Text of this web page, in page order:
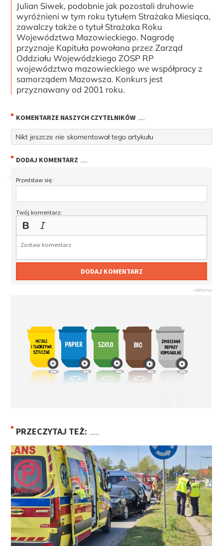
Julian Siwek, podobnie jak pozostali druhowie
wyróżnieni w tym roku tytułem Strażaka Miesiąca,
zawalczy także o tytuł Strażaka Roku
Województwa Mazowieckiego. Nagrodę
przyznaje Kapituła powołana przez Zarząd
Oddziału Wojewódzkiego ZOSP RP
województwa mazowieckiego we współpracy z
samorządem Mazowsza. Konkurs jest
przyznawany od 2001 roku.
KOMENTARZE NASZYCH CZYTELNIKÓW
Nikt jeszcze nie skomentował tego artykułu
DODAJ KOMENTARZ
Przedstaw się:
Twój komentarz:
DODAJ KOMENTARZ
PRZECZYTAJ TEŻ: